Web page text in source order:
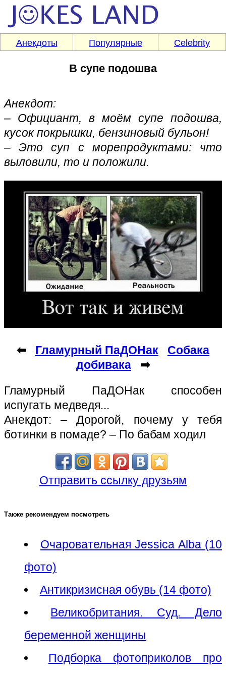
Анекдоты Популярные Celebrity
В супе подошва
Анекдот:
– Официант, в моём супе подошва,
кусок покрышки, бензиновый бульон!
– Это суп с морепродуктами: что
выловили, то и положили.
⬅ Гламурный ПаДОНак
Собака
добивака ➡
Гламурный ПаДОНак способен
испугать медведя...
Анекдот: – Дорогой, почему у тебя
ботинки в помаде? – По бабам ходил
Отправить ссылку друзьям
Также рекомендуем посмотреть
Очаровательная Jessica Alba (10
фото)
Антикризисная обувь (14 фото)
Великобритания. Суд. Дело
беременной женщины
Подборка фотоприколов про